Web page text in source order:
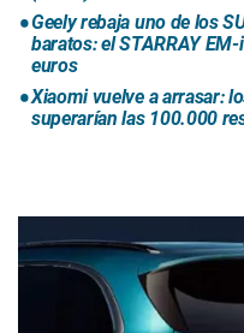
Geely rebaja uno de los
baratos: el STARRAY
euros
Xiaomi vuelve a arrasar:
superarían las 100.000